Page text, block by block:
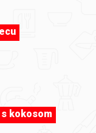
jedne
kokosom